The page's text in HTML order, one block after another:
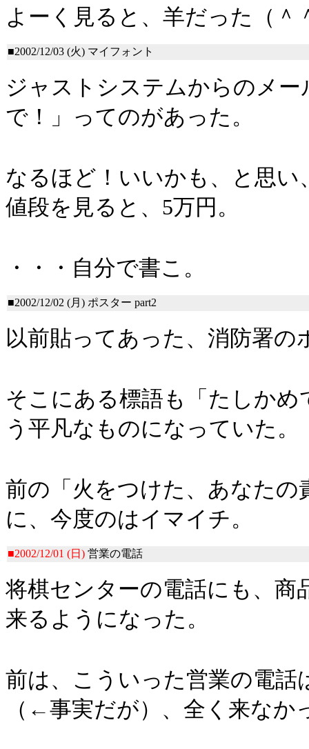
よーく見ると、羊だった（＾
■2002/12/03 (火) マイフォント
ジャストシステムからのメ
で！」ってのがあった。
なるほど！いいかも、と思
値段を見ると、5万円。
・・・自分で書こ。
■2002/12/02 (月) ポスター part2
以前貼ってあった、消防署の
そこにある標語も「たしか
う平凡なものになっていた。
前の「火をつけた、あなた
に、今度のはイマイチ。
■2002/12/01 (日) 営業の電話
将棋センターの電話にも、商
来るようになった。
前は、こういった営業の電
（←事実だが）、全く来なか